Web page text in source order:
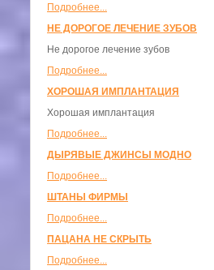
Подробнее...
НЕ ДОРОГОЕ ЛЕЧЕНИЕ ЗУБОВ
Не дорогое лечение зубов
Подробнее...
ХОРОШАЯ ИМПЛАНТАЦИЯ
Хорошая имплантация
Подробнее...
ДЫРЯВЫЕ ДЖИНСЫ МОДНО
Подробнее...
ШТАНЫ ФИРМЫ
Подробнее...
ПАЦАНА НЕ СКРЫТЬ
Подробнее...